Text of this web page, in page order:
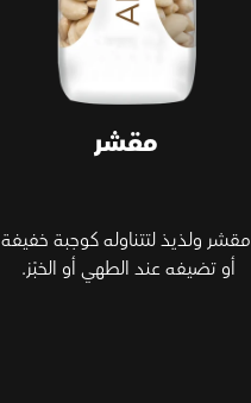
مقشر
مقشر ولذيذ لتتناوله كوجبة خفيفة
أو تضيفه عند الطهي أو الخبْز.